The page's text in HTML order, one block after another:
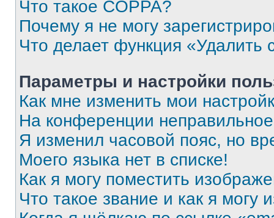
Что такое COPPA?
Почему я не могу
Что делает функция «Удалить
Параметры и настройки
Как мне изменить мои
На конференции
Я изменил часовой пояс, но
Моего языка нет в списке!
Как я могу поместить
Что такое звание и как я могу